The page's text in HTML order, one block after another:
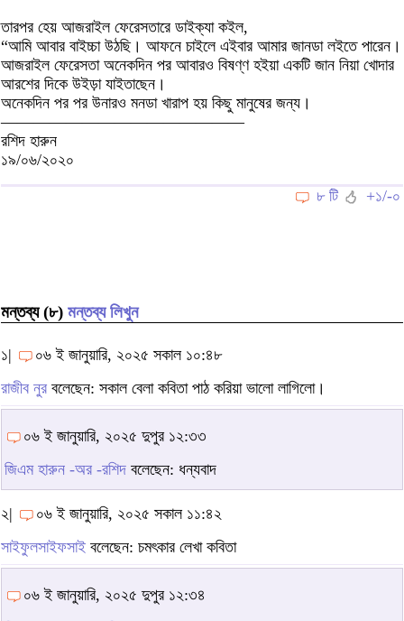
তারপর হেয় আজরাইল ফেরেসতারে ডাইক্যা কইল,
“আমি আবার বাইচ্চা উঠছি। আফনে চাইলে এইবার আমার জানডা লইতে পারেন।
আজরাইল ফেরেসতা অনেকদিন পর আবারও বিষণ্ণ হইয়া একটি জান নিয়া খোদার
আরশের দিকে উইড়া যাইতাছেন।
অনেকদিন পর পর উনারও মনডা খারাপ হয় কিছু মানুষের জন্য।
———————————————
রশিদ হারুন
১৯/০৬/২০২০
৮ টি
+১/-০
মন্তব্য (৮) মন্তব্য লিখুন
১|
০৬ ই জানুয়ারি, ২০২৫ সকাল ১০:৪৮
রাজীব নুর বলেছেন: সকাল বেলা কবিতা পাঠ করিয়া ভালো লাগিলো।
০৬ ই জানুয়ারি, ২০২৫ দুপুর ১২:৩৩
জিএম হারুন -অর -রশিদ বলেছেন: ধন্যবাদ
২|
০৬ ই জানুয়ারি, ২০২৫ সকাল ১১:৪২
সাইফুলসাইফসাই বলেছেন: চমৎকার লেখা কবিতা
০৬ ই জানুয়ারি, ২০২৫ দুপুর ১২:৩৪